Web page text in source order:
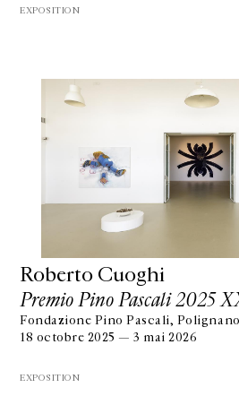
EXPOSITION
Roberto Cuoghi
Premio Pino Pascali 2025
Fondazione Pino Pascali,
18 octobre 2025 — 3 mai 2026
EXPOSITION